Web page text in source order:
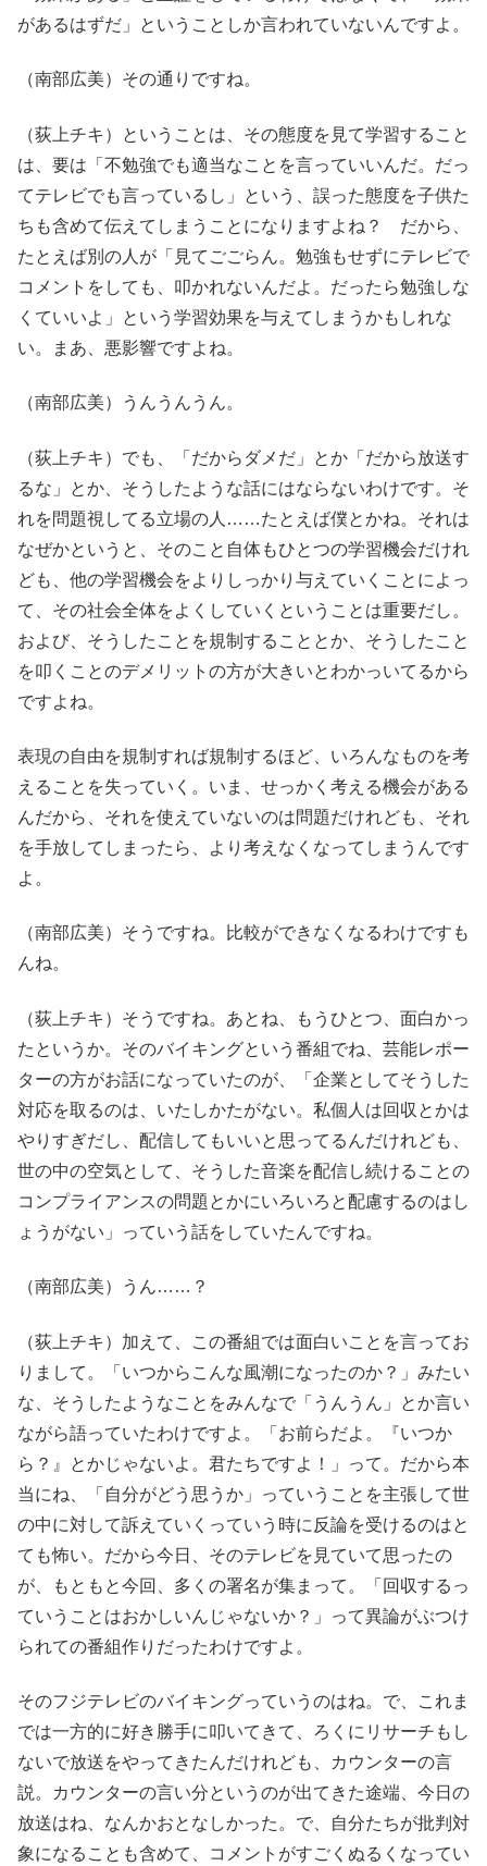
があるはずだ」ということしか言われていないんですよ。
（南部広美）その通りですね。
（荻上チキ）ということは、その態度を見て学習すること
は、要は「不勉強でも適当なことを言っていいんだ。だっ
てテレビでも言っているし」という、誤った態度を子供た
ちも含めて伝えてしまうことになりますよね？ だから、
たとえば別の人が「見てごごらん。勉強もせずにテレビで
コメントをしても、叩かれないんだよ。だったら勉強しな
くていいよ」という学習効果を与えてしまうかもしれな
い。まあ、悪影響ですよね。
（南部広美）うんうんうん。
（荻上チキ）でも、「だからダメだ」とか「だから放送す
るな」とか、そうしたような話にはならないわけです。そ
れを問題視してる立場の人……たとえば僕とかね。それは
なぜかというと、そのこと自体もひとつの学習機会だけれ
ども、他の学習機会をよりしっかり与えていくことによっ
て、その社会全体をよくしていくということは重要だし。
および、そうしたことを規制することとか、そうしたこと
を叩くことのデメリットの方が大きいとわかっいてるから
ですよね。
表現の自由を規制すれば規制するほど、いろんなものを考
えることを失っていく。いま、せっかく考える機会がある
んだから、それを使えていないのは問題だけれども、それ
を手放してしまったら、より考えなくなってしまうんです
よ。
（南部広美）そうですね。比較ができなくなるわけですも
んね。
（荻上チキ）そうですね。あとね、もうひとつ、面白かっ
たというか。そのバイキングという番組でね、芸能レポー
ターの方がお話になっていたのが、「企業としてそうした
対応を取るのは、いたしかたがない。私個人は回収とかは
やりすぎだし、配信してもいいと思ってるんだけれども、
世の中の空気として、そうした音楽を配信し続けることの
コンプライアンスの問題とかにいろいろと配慮するのはし
ょうがない」っていう話をしていたんですね。
（南部広美）うん……？
（荻上チキ）加えて、この番組では面白いことを言ってお
りまして。「いつからこんな風潮になったのか？」みたい
な、そうしたようなことをみんなで「うんうん」とか言い
ながら語っていたわけですよ。「お前らだよ。『いつか
ら？』とかじゃないよ。君たちですよ！」って。だから本
当にね、「自分がどう思うか」っていうことを主張して世
の中に対して訴えていくっていう時に反論を受けるのはと
ても怖い。だから今日、そのテレビを見ていて思ったの
が、もともと今回、多くの署名が集まって。「回収するっ
ていうことはおかしいんじゃないか？」って異論がぶつけ
られての番組作りだったわけですよ。
そのフジテレビのバイキングっていうのはね。で、これま
では一方的に好き勝手に叩いてきて、ろくにリサーチもし
ないで放送をやってきたんだけれども、カウンターの言
説。カウンターの言い分というのが出てきた途端、今日の
放送はね、なんかおとなしかった。で、自分たちが批判対
象になることも含めて、コメントがすごくぬるくなってい